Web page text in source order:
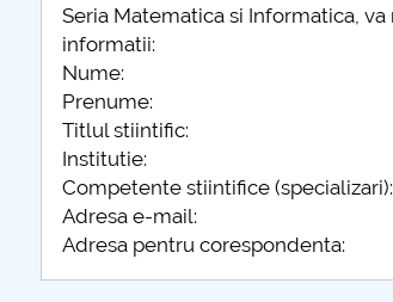
Seria Matematica si Informatica,
informatii:
Nume:
Prenume:
Titlul stiintific:
Institutie:
Competente stiintifice (specializari):
Adresa e-mail:
Adresa pentru corespondenta: